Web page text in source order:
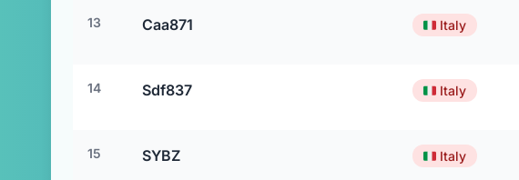
13 Caa871 🇮🇹 Italy
14 Sdf837 🇮🇹 Italy
15 SYBZ 🇮🇹 Italy